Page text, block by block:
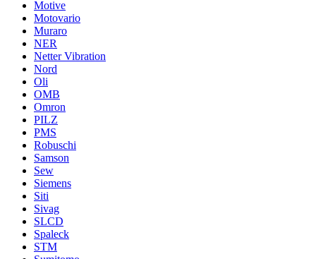
Motive
Motovario
Muraro
NER
Netter Vibration
Nord
Oli
OMB
Omron
PILZ
PMS
Robuschi
Samson
Sew
Siemens
Siti
Sivag
SLCD
Spaleck
STM